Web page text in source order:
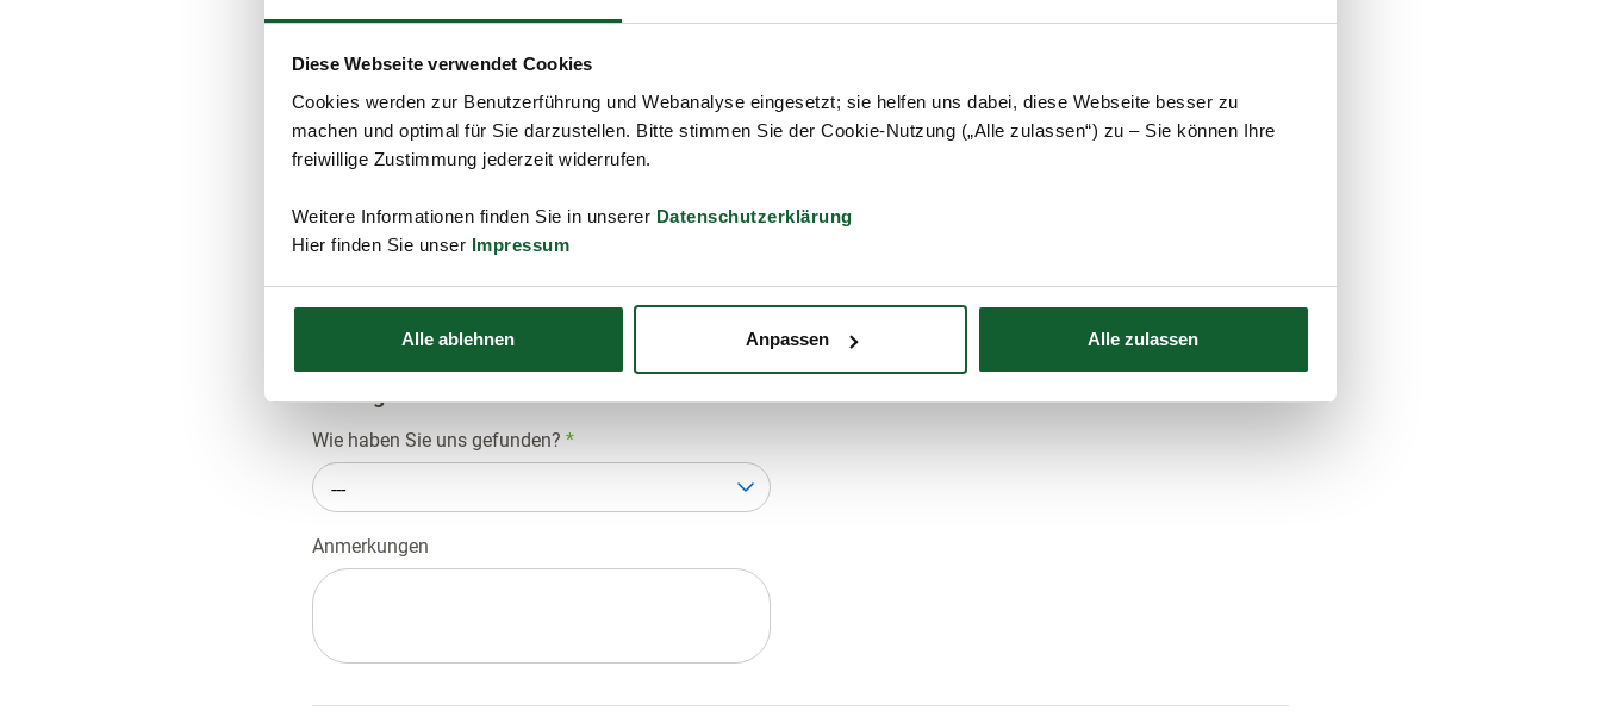
Diese Webseite verwendet Cookies
Cookies werden zur Benutzerführung und Webanalyse eingesetzt; sie helfen uns dabei, diese Webseite besser zu
machen und optimal für Sie darzustellen. Bitte stimmen Sie der Cookie-Nutzung („Alle zulassen“) zu – Sie können Ihre
freiwillige Zustimmung jederzeit widerrufen.
Weitere Informationen finden Sie in unserer Datenschutzerklärung
Hier finden Sie unser Impressum
Alle ablehnen Anpassen Alle zulassen
Schulabschluss
Höchster Studienabschluss
Berufsausbildung (Bezeichnung)
---
Wie haben Sie uns gefunden? *
---
Anmerkungen